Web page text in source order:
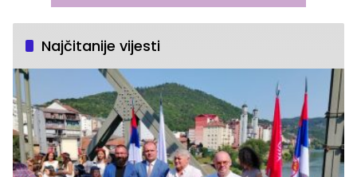
Najčitanije vijesti